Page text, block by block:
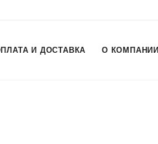
И ДОСТАВКА О КОМПАНИИ